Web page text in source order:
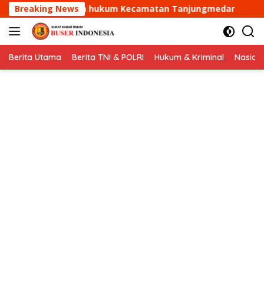
Langsung
ke
konten
Breaking News
Tanjungmedar Aipda Dani Santika
Berita Utama Berita TNI & POLRI Hukum & Kriminal